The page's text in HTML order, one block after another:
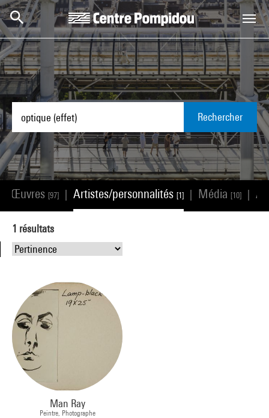
Aller au contenu principal
Centre Pompidou
Rechercher
Œuvres [97] Artistes/personnalités [1] Média [10]
1 résultats
Man Ray
Peintre, Photographe